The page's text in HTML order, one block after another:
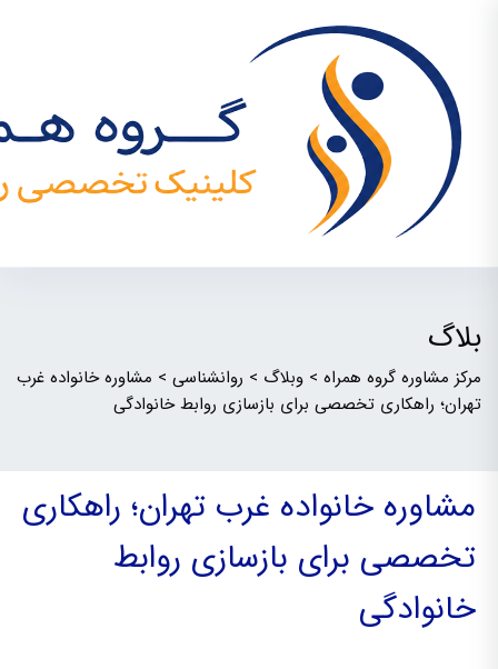
بلاگ
مرکز مشاوره گروه همراه > وبلاگ > روانشناسی > مشاوره خانواده غرب
تهران؛ راهکاری تخصصی برای بازسازی روابط خانوادگی
مشاوره خانواده غرب تهران؛ راهکاری
تخصصی برای بازسازی روابط
خانوادگی